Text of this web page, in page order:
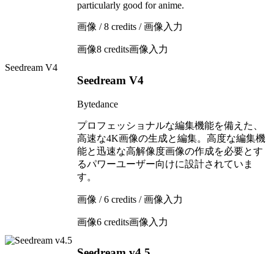
particularly good for anime.
画像 / 8 credits / 画像入力
画像8 credits画像入力
Seedream V4
Seedream V4
Bytedance
プロフェッショナルな編集機能を備えた、
高速な4K画像の生成と編集。高度な編集機
能と迅速な高解像度画像の作成を必要とす
るパワーユーザー向けに設計されていま
す。
画像 / 6 credits / 画像入力
画像6 credits画像入力